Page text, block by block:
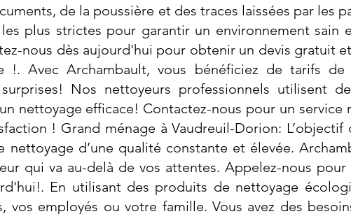
de la poussière et des traces laissées par les
les plus strictes pour garantir un environnement sain
nous dès aujourd'hui pour obtenir un devis gratuit
!. Avec Archambault, vous bénéficiez de tarifs
Nos nettoyeurs professionnels utilisent
nettoyage efficace! Contactez-nous pour un
! Grand ménage à Vaudreuil-Dorion:
nettoyage d’une qualité constante et élevée.
qui va au-delà de vos attentes. Appelez-nous
En utilisant des produits de nettoyage
vos employés ou votre famille. Vous avez des